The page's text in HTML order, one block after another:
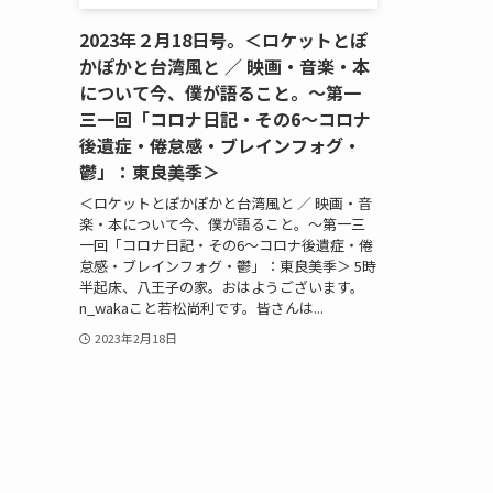
2023年２月18日号。＜ロケットとぽ
かぽかと台湾風と ／ 映画・音楽・本
について今、僕が語ること。～第一
三一回「コロナ日記・その6～コロナ
後遺症・倦怠感・ブレインフォグ・
鬱」：東良美季＞
＜ロケットとぽかぽかと台湾風と ／ 映画・音
楽・本について今、僕が語ること。～第一三
一回「コロナ日記・その6～コロナ後遺症・倦
怠感・ブレインフォグ・鬱」：東良美季＞ 5時
半起床、八王子の家。おはようございます。
n_wakaこと若松尚利です。皆さんは...
2023年2月18日